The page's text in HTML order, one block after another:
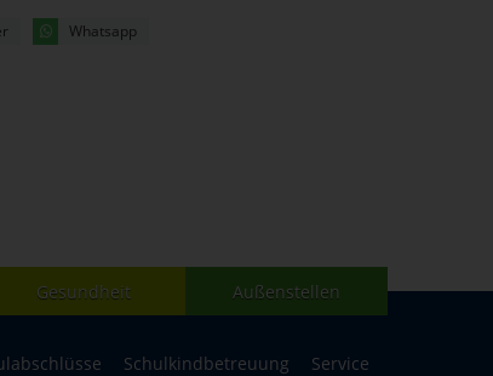
Whatsapp
Gesundheit Außenstellen
Schulkindbetreuung Service